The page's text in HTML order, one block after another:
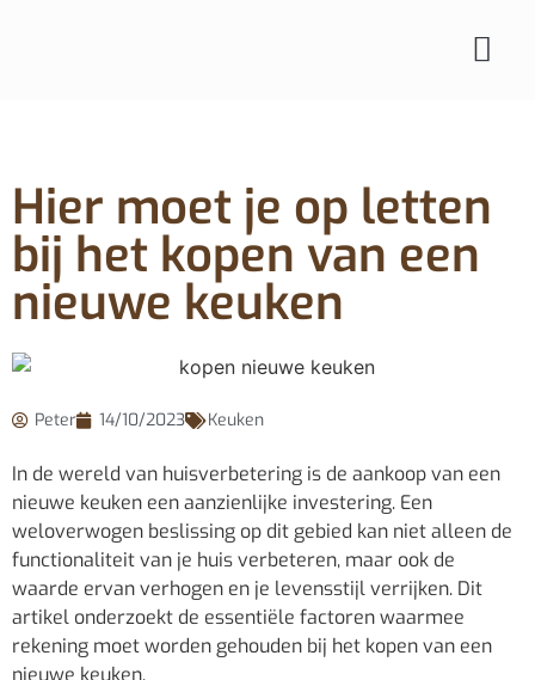
Hier moet je op letten
bij het kopen van een
nieuwe keuken
Peter 14/10/2023 Keuken
In de wereld van huisverbetering is de aankoop van een
nieuwe keuken een aanzienlijke investering. Een
weloverwogen beslissing op dit gebied kan niet alleen de
functionaliteit van je huis verbeteren, maar ook de
waarde ervan verhogen en je levensstijl verrijken. Dit
artikel onderzoekt de essentiële factoren waarmee
rekening moet worden gehouden bij het kopen van een
nieuwe keuken.